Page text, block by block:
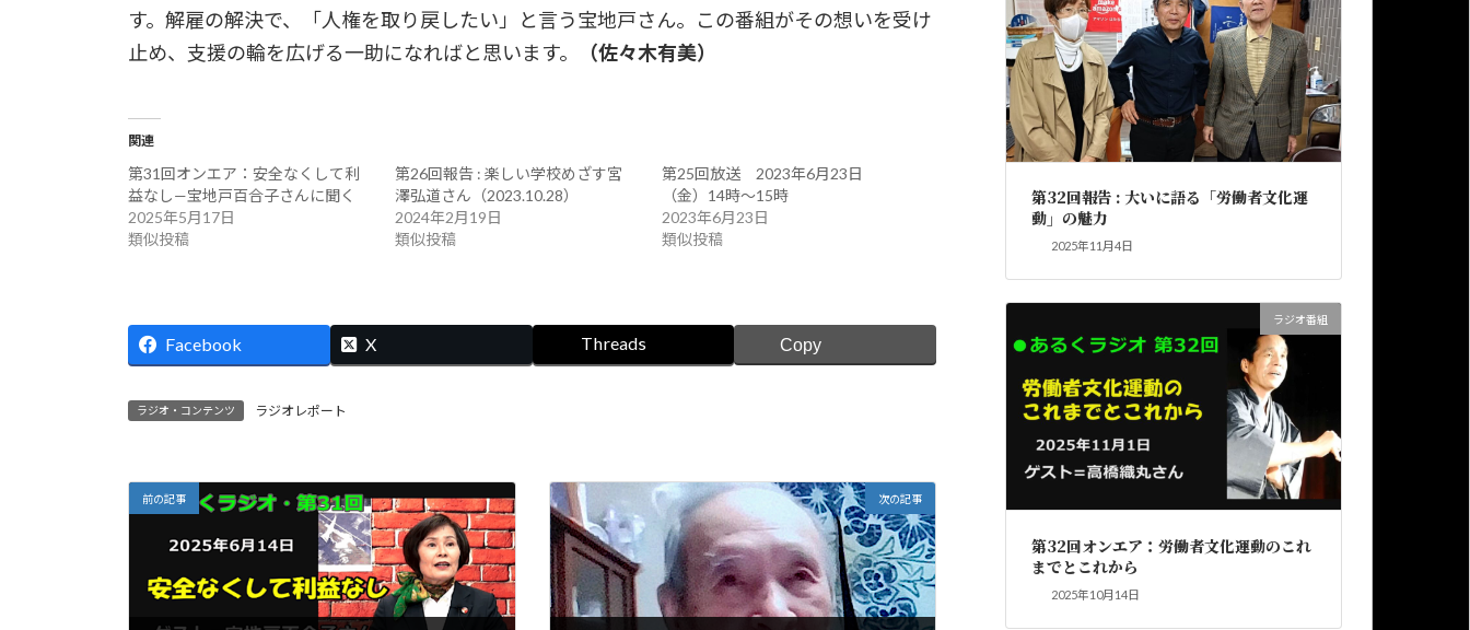
す。解雇の解決で、「人権を取り戻したい」と言う宝地戸さん。この番組がその想いを受け
止め、支援の輪を広げる一助になればと思います。
（佐々木有美）
関連
第31回オンエア：安全なくして利
益なし—宝地戸百合子さんに聞く
2025年5月17日
類似投稿
第26回報告 : 楽しい学校めざす宮
澤弘道さん（2023.10.28）
2024年2月19日
類似投稿
第25回放送 2023年6月23日
（金）14時〜15時
2023年6月23日
類似投稿
Facebook X Threads Copy
ラジオ・コンテンツ ラジオレポート
前の記事 次の記事
第32回報告 : 大いに語る「労働者文化運
動」の魅力
2025年11月4日
ラジオ番組
第32回オンエア：労働者文化運動のこれ
までとこれから
2025年10月14日